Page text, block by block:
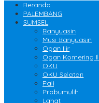
Beranda
PALEMBANG
SUMSEL
Banyuasin
Musi Banyuasin
Ogan Ilir
Ogan Komering
OKU
OKU Selatan
Pali
Prabumulih
Lahat